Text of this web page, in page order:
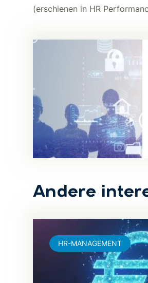
(erschienen in HR
Andere
HR-MANAGEMENT